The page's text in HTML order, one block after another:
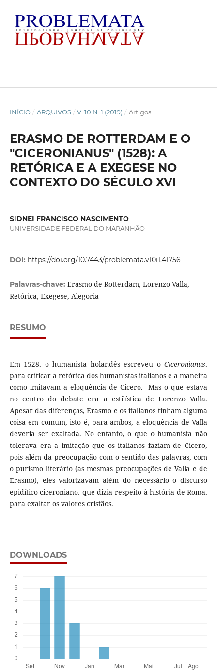
INÍCIO / ARQUIVOS / V. 10 N. 1 (2019) / Artigos
ERASMO DE ROTTERDAM E O
"CICERONIANUS" (1528): A
RETÓRICA E A EXEGESE NO
CONTEXTO DO SÉCULO XVI
SIDNEI FRANCISCO NASCIMENTO
UNIVERSIDADE FEDERAL DO MARANHÃO
DOI: https://doi.org/10.7443/problemata.v10i1.41756
Palavras-chave: Erasmo de Rotterdam, Lorenzo Valla,
Retórica, Exegese, Alegoria
RESUMO
Em 1528, o humanista holandês escreveu oCiceronianus,
para criticar a retórica dos humanistas italianos e a maneira
como imitavam a eloquência de Cicero. Mas o que estava
no centro do debate era a estilística de Lorenzo Valla.
Apesar das diferenças, Erasmo e os italianos tinham alguma
coisa em comum, isto é, para ambos, a eloquência de Valla
deveria ser exaltada. No entanto, o que o humanista não
tolerava era a imitação que os italianos faziam de Cicero,
pois além da preocupação com o sentido das palavras, com
o purismo literário (as mesmas preocupações de Valla e de
Erasmo), eles valorizavam além do necessário o discurso
epidítico ciceroniano, que dizia respeito à história de Roma,
para exaltar os valores cristãos.
DOWNLOADS